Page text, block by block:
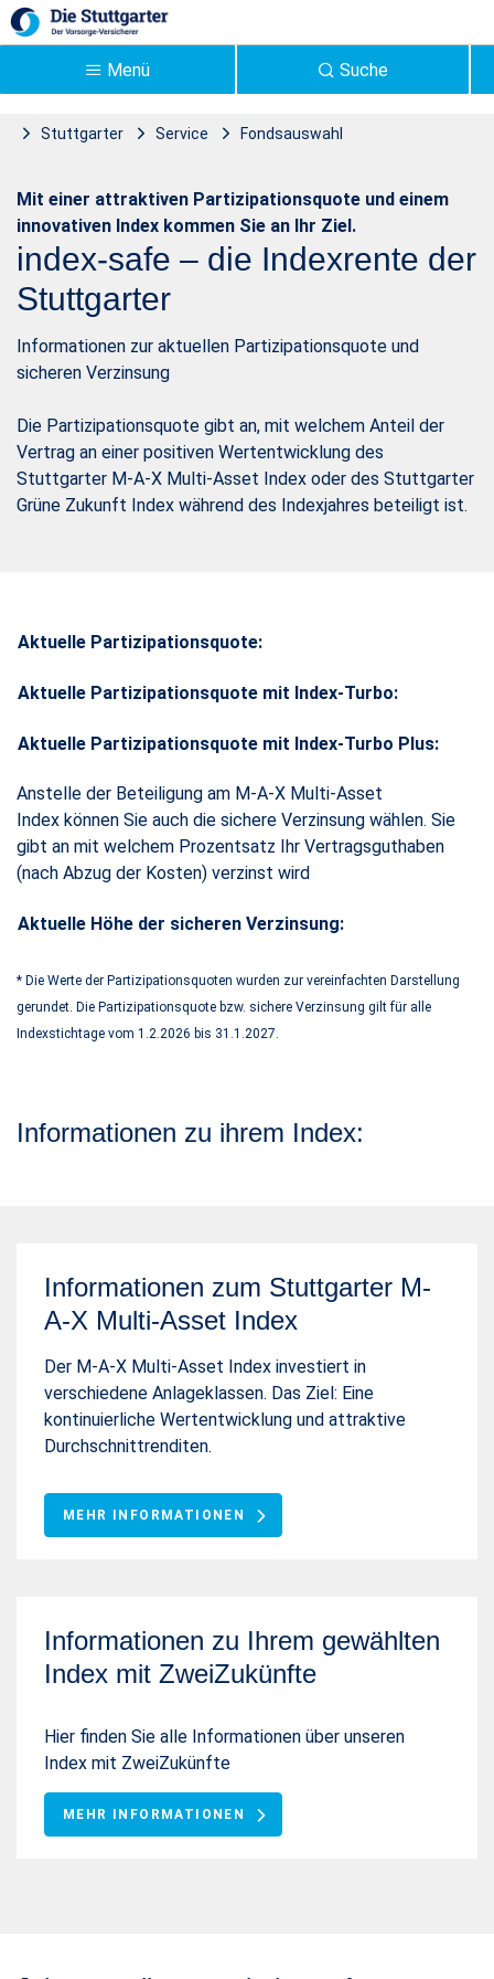
Zum Hauptinhalt springen
Suche
Menü
Stuttgarter Service
Fondsauswahl
Index - Stuttgarter
Mit einer attraktiven Partizipationsquote und einem
innovativen Index kommen Sie an Ihr Ziel.
index-safe – die Indexrente der
Stuttgarter
Informationen zur aktuellen Partizipationsquote und
sicheren Verzinsung
Die Partizipationsquote gibt an, mit welchem Anteil der
Vertrag an einer positiven Wertentwicklung des
Stuttgarter M-A-X Multi-Asset Index oder des Stuttgarter
Grüne Zukunft Index während des Indexjahres beteiligt ist.
Aktuelle Partizipationsquote:
Aktuelle Partizipationsquote mit Index-Turbo:
Aktuelle Partizipationsquote mit Index-Turbo Plus:
Anstelle der Beteiligung am M-A-X Multi-Asset
Index können Sie auch die sichere Verzinsung wählen. Sie
gibt an mit welchem Prozentsatz Ihr Vertragsguthaben
(nach Abzug der Kosten) verzinst wird
Aktuelle Höhe der sicheren Verzinsung:
* Die Werte der Partizipationsquoten wurden zur vereinfachten Darstellung
gerundet. Die Partizipationsquote bzw. sichere Verzinsung gilt für alle
Indexstichtage vom 1.2.2026 bis 31.1.2027.
Informationen zu ihrem Index:
Informationen zum Stuttgarter M-
A-X Multi-Asset Index
Der M-A-X Multi-Asset Index investiert in
verschiedene Anlageklassen. Das Ziel: Eine
kontinuierliche Wertentwicklung und attraktive
Durchschnittrenditen.
MEHR INFORMATIONEN
Informationen zu Ihrem gewählten
Index mit ZweiZukünfte
Hier finden Sie alle Informationen über unseren
Index mit ZweiZukünfte
MEHR INFORMATIONEN